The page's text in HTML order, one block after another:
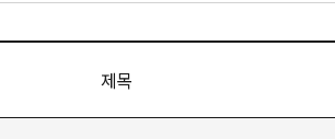
제목